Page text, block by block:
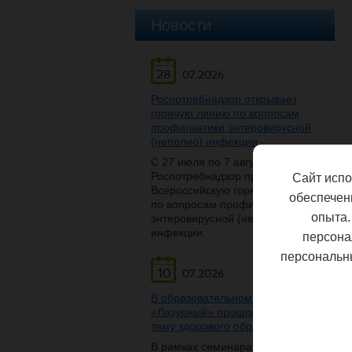
Новости
28
07.2026
Роспотребнадзор открывает
горячую линию по вопросам
профилактики энтеровирусной
(неполио) инфекции
С 27 июля по 7 августа
Роспотребнадзор проведет
Всероссийскую горячую линию
по вопросам профилактики
энтеровирусной (неполио)
инфекции.
10
07.2026
В образовательном центре
«Лазурный» прошли беседы на
тему здорового образа жизни
В рамках семинара-беседы
Сайт
опыта.